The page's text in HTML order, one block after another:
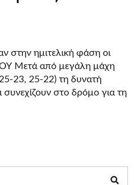
στην ημιτελική φάση οι
Μετά από μεγάλη μάχη
23, 25-22) τη δυνατή
στο δρόμο για τη